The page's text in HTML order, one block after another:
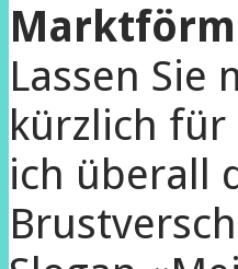
Lassen Sie
kürzlich für
ich überall